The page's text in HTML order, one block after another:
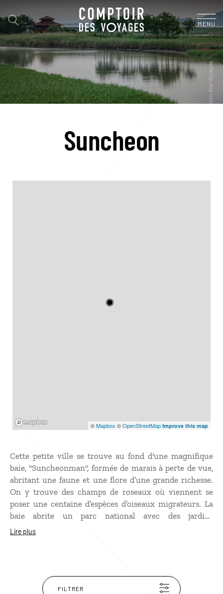
MENU
Suncheon
©Mapbox ©OpenStreetMap Improve this map
Cette petite ville se trouve au fond d'une magnifique
baie, "Suncheonman", formée de marais à perte de vue,
abritant une faune et une flore d’une grande richesse.
On y trouve des champs de roseaux où viennent se
poser une centaine d’espèces d’oiseaux migrateurs. La
baie abrite un parc national avec des jardins
thématiques, réputés pour leurs fleurs. Situé à
départ vers de nombreux sites historiques comme le
village folklorique fortifié Nagan ainsi que les temples
Lire plus
FILTRER